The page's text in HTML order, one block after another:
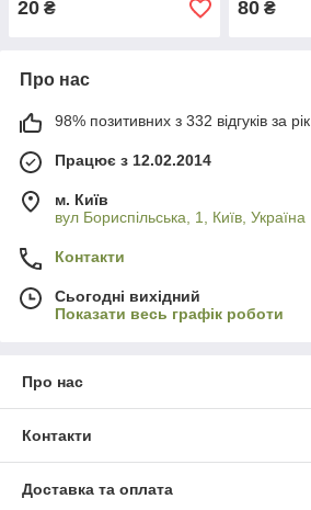
20 ₴ 80₴
Про нас
98% позитивних з 332 відгуків за рік
Працює з 12.02.2014
м. Київ
вул Бориспільська, 1, Київ, Україна
Контакти
Сьогодні вихідний
Показати весь графік роботи
Про нас
Контакти
Доставка та оплата